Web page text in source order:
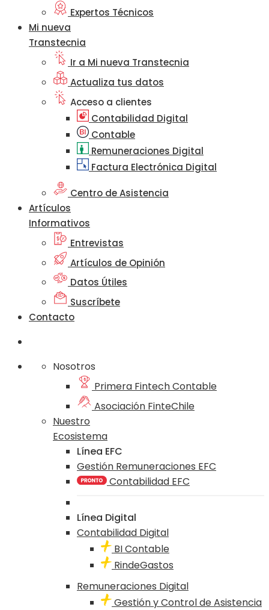
Expertos Técnicos
Mi nueva
Transtecnia
Ir a Mi nueva Transtecnia
Actualiza tus datos
Acceso a clientes
Contabilidad Digital
Contable
Remuneraciones Digital
Factura Electrónica Digital
Centro de Asistencia
Artículos
Informativos
Entrevistas
Artículos de Opinión
Datos Útiles
Suscríbete
Contacto
Nosotros
Primera Fintech Contable
Asociación FinteChile
Nuestro
Ecosistema
Línea EFC
Gestión Remuneraciones EFC
Contabilidad EFC
Línea Digital
Contabilidad Digital
BI Contable
RindeGastos
Remuneraciones Digital
Gestión y Control de Asistencia